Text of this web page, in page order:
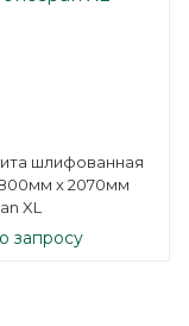
шлифованная
х 2070мм
XL
запросу